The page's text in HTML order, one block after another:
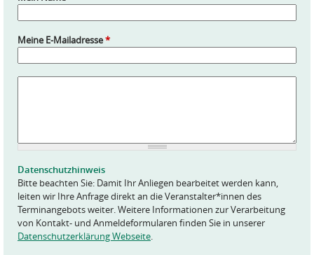
Meine E-Mailadresse*
*
Datenschutzhinweis
Bitte beachten Sie: Damit Ihr Anliegen bearbeitet werden kann,
leiten wir Ihre Anfrage direkt an die Veranstalter*innen des
Terminangebots weiter. Weitere Informationen zur Verarbeitung
von Kontakt- und Anmeldeformularen finden Sie in unserer
Datenschutzerklärung Webseite.